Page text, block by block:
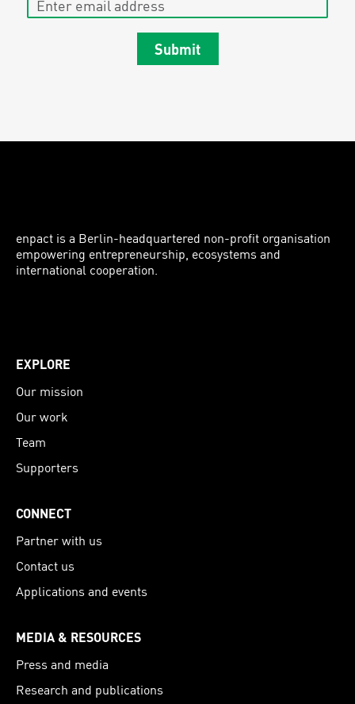
Submit
enpact is a Berlin-headquartered non-profit organisation
empowering entrepreneurship, ecosystems and
international cooperation.
EXPLORE
Our mission
Our work
Team
Supporters
CONNECT
Partner with us
Contact us
Applications and events
MEDIA & RESOURCES
Press and media
Research and publications